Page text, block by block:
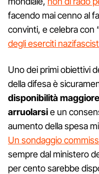
facendo mai cenno al
convinti, e celebra con
degli eserciti
Uno dei primi obiettivi
della difesa è
disponibilità
arruolarsie un
aumento della spesa
Un sondaggio
sempre dal ministero
per cento sarebbe